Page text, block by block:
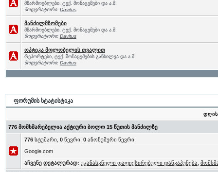
მწარმოებლები, ტექ. მონაცემები და ა.შ.
მოდერატორი: Davitus
მანძილმზომები
მწარმოებლები, ტექ. მონაცემები და ა.შ.
მოდერატორი: Davitus
ოპტიკა მფლობელის თვალით
რეპორტები, ტექ. მონაცემების განხილვა და ა.შ.
მოდერატორი: Davitus
ფორუმის სტატისტიკა
დღის
776 მომხმარებელია აქტიური ბოლო 15 წუთის მანძილზე
776სტუმარი, 0წევრი, 0ანონუმური წევრი
Google.com
აჩვენე დეტალურად: უკანასკნელი დაფიქსირებული დაწკაპუნება